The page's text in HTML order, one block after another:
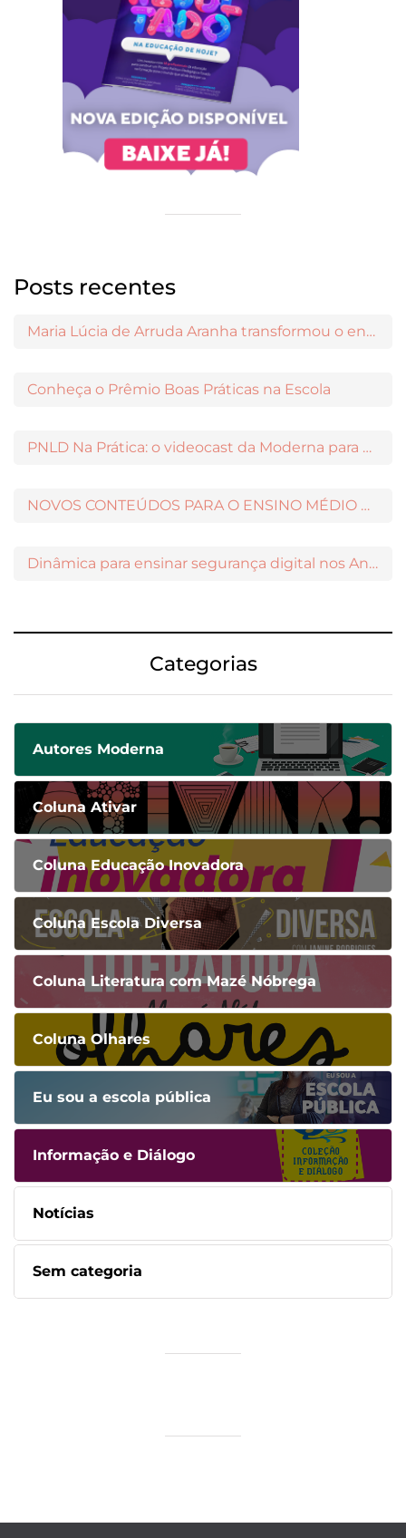
Posts recentes
Maria Lúcia de Arruda Aranha transformou o ensino de Filosofia no Brasil
Conheça o Prêmio Boas Práticas na Escola
PNLD Na Prática: o videocast da Moderna para apoiar a escolha das obras aprovadas
NOVOS CONTEÚDOS PARA O ENSINO MÉDIO DISPONÍVEIS NO MODERNAMIGOS
Dinâmica para ensinar segurança digital nos Anos Iniciais
Categorias
Autores Moderna
Coluna Ativar
Coluna Educação Inovadora
Coluna Escola Diversa
Coluna Literatura com Mazé Nóbrega
Coluna Olhares
Eu sou a escola pública
Informação e Diálogo
Notícias
Sem categoria